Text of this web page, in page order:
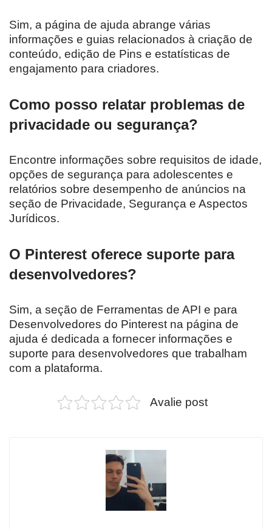
Sim, a página de ajuda abrange várias
informações e guias relacionados à criação de
conteúdo, edição de Pins e estatísticas de
engajamento para criadores.
Como posso relatar problemas de
privacidade ou segurança?
Encontre informações sobre requisitos de idade,
opções de segurança para adolescentes e
relatórios sobre desempenho de anúncios na
seção de Privacidade, Segurança e Aspectos
Jurídicos.
O Pinterest oferece suporte para
desenvolvedores?
Sim, a seção de Ferramentas de API e para
Desenvolvedores do Pinterest na página de
ajuda é dedicada a fornecer informações e
suporte para desenvolvedores que trabalham
com a plataforma.
Avalie post